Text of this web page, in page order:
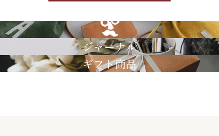
GRIMM LAB
ジャーナル
ギフト商品